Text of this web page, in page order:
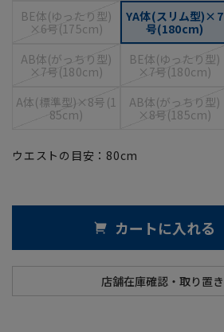
BE体(ゆったり型)
×6号(175cm)
YA体(スリム型)×7
号(180cm)
AB体(がっちり型)
×7号(180cm)
BE体(ゆったり型)
×7号(180cm)
A体(標準型)×8号(1
85cm)
AB体(がっちり型)
×8号(185cm)
ウエストの目安： 80cm
カートに入れる